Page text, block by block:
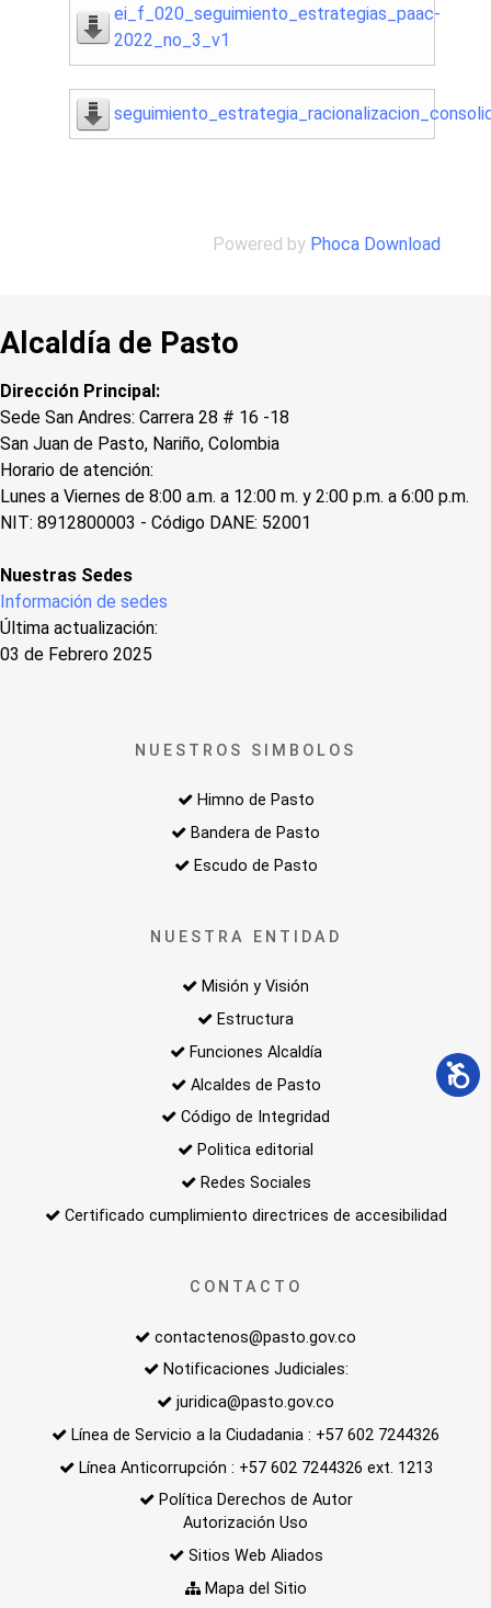
ei_f_020_seguimiento_estrategias_paac-
2022_no_3_v1
Powered by Phoca Download
Alcaldía de Pasto
Dirección Principal:
Sede San Andres: Carrera 28 # 16 -18
San Juan de Pasto, Nariño, Colombia
Horario de atención:
Lunes a Viernes de 8:00 a.m. a 12:00 m. y 2:00 p.m. a 6:00 p.m.
NIT: 8912800003 - Código DANE: 52001
Nuestras Sedes
Información de sedes
Última actualización:
03 de Febrero 2025
NUESTROS SIMBOLOS
Himno de Pasto
Bandera de Pasto
Escudo de Pasto
NUESTRA ENTIDAD
Misión y Visión
Estructura
Funciones Alcaldía
Alcaldes de Pasto
Código de Integridad
Politica editorial
Redes Sociales
Certificado cumplimiento directrices de accesibilidad
CONTACTO
contactenos@pasto.gov.co
Notificaciones Judiciales:
juridica@pasto.gov.co
Línea de Servicio a la Ciudadania : +57 602 7244326
Línea Anticorrupción : +57 602 7244326 ext. 1213
Política Derechos de Autor
Autorización Uso
Sitios Web Aliados
Mapa del Sitio